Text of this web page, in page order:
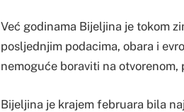
Već godinama Bijeljina je tokom
posljednjim podacima, obara i
nemoguće boraviti na
Bijeljina je krajem februara bila